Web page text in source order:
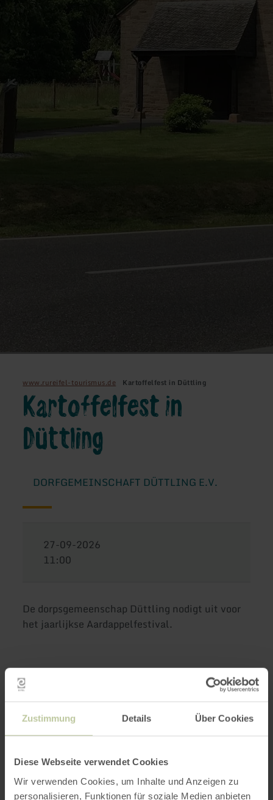
Zustimmung Details Über Cookies
Diese Webseite verwendet Cookies
Wir verwenden Cookies, um Inhalte und Anzeigen zu
personalisieren, Funktionen für soziale Medien anbieten
www.rureifel-tourismus.de Kartoffelfest in Düttling
Kartoffelfest in
Düttling
DORFGEMEINSCHAFT DÜTTLING E.V.
27-09-2026
11:00
De dorpsgemeenschap Düttling nodigt uit voor
het jaarlijkse Aardappelfestival.
Verwacht een feest met heerlijke lekkernijen
rondom de aardappel
Impressies